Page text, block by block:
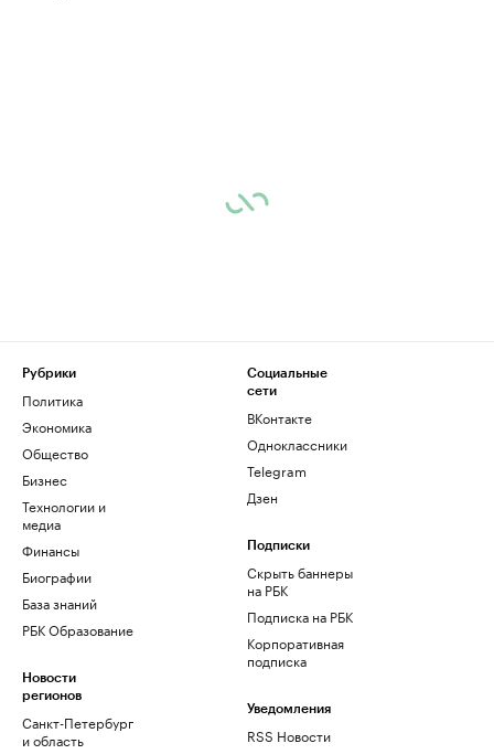
Рубрики
Политика
Экономика
Общество
Бизнес
Технологии и
медиа
Финансы
Биографии
База знаний
РБК Образование
Новости
регионов
Санкт-Петербург
и область
Социальные
сети
ВКонтакте
Одноклассники
Telegram
Дзен
Подписки
Скрыть баннеры
на РБК
Подписка на РБК
Корпоративная
подписка
Уведомления
RSS Новости